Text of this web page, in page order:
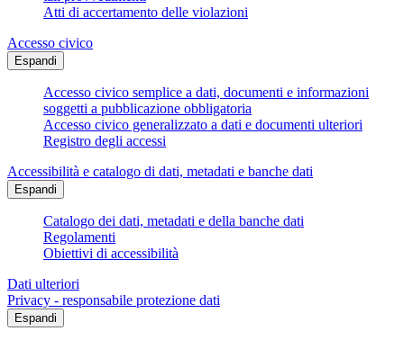
Atti di accertamento delle violazioni
Accesso civico
Espandi
Accesso civico semplice a dati, documenti e informazioni
soggetti a pubblicazione obbligatoria
Accesso civico generalizzato a dati e documenti ulteriori
Registro degli accessi
Accessibilità e catalogo di dati, metadati e banche dati
Espandi
Catalogo dei dati, metadati e della banche dati
Regolamenti
Obiettivi di accessibilità
Dati ulteriori
Privacy - responsabile protezione dati
Espandi